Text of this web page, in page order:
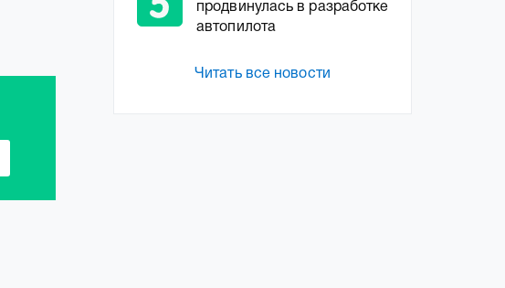
продвинулась в разработке
автопилота
Читать все новости